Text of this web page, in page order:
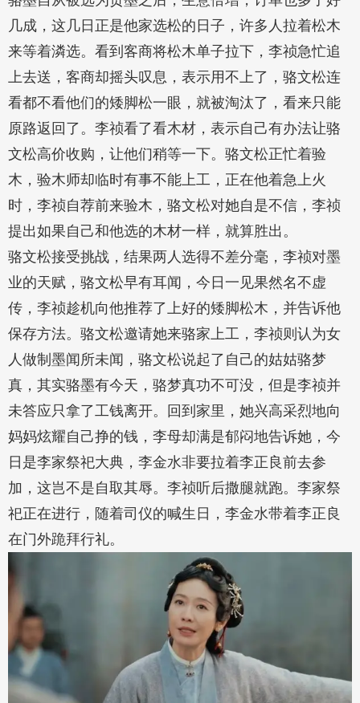
几成，这几日正是他家选松的日子，许多人拉着松木
来等着潾选。看到客商将松木单子拉下，李祯急忙追
上去送，客商却摇头叹息，表示用不上了，骆文松连
看都不看他们的矮脚松一眼，就被淘汰了，看来只能
原路返回了。李祯看了看木材，表示自己有办法让骆
文松高价收购，让他们稍等一下。骆文松正忙着验
木，验木师却临时有事不能上工，正在他着急上火
时，李祯自荐前来验木，骆文松对她自是不信，李祯
提出如果自己和他选的木材一样，就算胜出。
骆文松接受挑战，结果两人选得不差分毫，李祯对墨
业的天赋，骆文松早有耳闻，今日一见果然名不虚
传，李祯趁机向他推荐了上好的矮脚松木，并告诉他
保存方法。骆文松邀请她来骆家上工，李祯则认为女
人做制墨闻所未闻，骆文松说起了自己的姑姑骆梦
真，其实骆墨有今天，骆梦真功不可没，但是李祯并
未答应只拿了工钱离开。回到家里，她兴高采烈地向
妈妈炫耀自己挣的钱，李母却满是郁闷地告诉她，今
日是李家祭祀大典，李金水非要拉着李正良前去参
加，这岂不是自取其辱。李祯听后撒腿就跑。李家祭
祀正在进行，随着司仪的喊生日，李金水带着李正良
在门外跪拜行礼。